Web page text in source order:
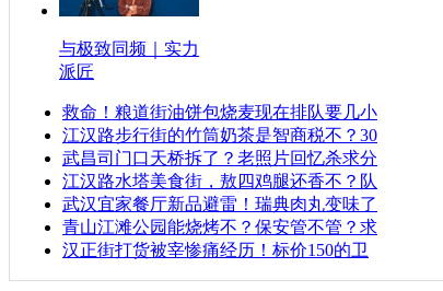
与极致同频｜实力
派匠
救命！粮道街油饼包烧麦现在排队要几小
江汉路步行街的竹筒奶茶是智商税不？30
武昌司门口天桥拆了？老照片回忆杀求分
江汉路水塔美食街，敖四鸡腿还香不？队
武汉宜家餐厅新品避雷！瑞典肉丸变味了
青山江滩公园能烧烤不？保安管不管？求
汉正街打货被宰惨痛经历！标价150的卫